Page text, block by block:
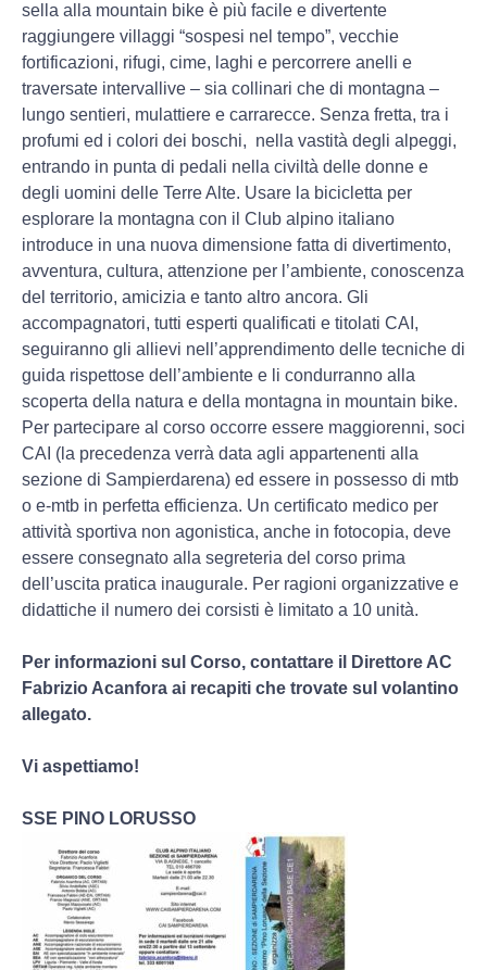
sella alla mountain bike è più facile e divertente
raggiungere villaggi “sospesi nel tempo”, vecchie
fortificazioni, rifugi, cime, laghi e percorrere anelli e
traversate intervallive – sia collinari che di montagna –
lungo sentieri, mulattiere e carrarecce. Senza fretta, tra i
profumi ed i colori dei boschi, nella vastità degli alpeggi,
entrando in punta di pedali nella civiltà delle donne e
degli uomini delle Terre Alte. Usare la bicicletta per
esplorare la montagna con il Club alpino italiano
introduce in una nuova dimensione fatta di divertimento,
avventura, cultura, attenzione per l’ambiente, conoscenza
del territorio, amicizia e tanto altro ancora. Gli
accompagnatori, tutti esperti qualificati e titolati CAI,
seguiranno gli allievi nell’apprendimento delle tecniche di
guida rispettose dell’ambiente e li condurranno alla
scoperta della natura e della montagna in mountain bike.
Per partecipare al corso occorre essere maggiorenni, soci
CAI (la precedenza verrà data agli appartenenti alla
sezione di Sampierdarena) ed essere in possesso di mtb
o e-mtb in perfetta efficienza. Un certificato medico per
attività sportiva non agonistica, anche in fotocopia, deve
essere consegnato alla segreteria del corso prima
dell’uscita pratica inaugurale. Per ragioni organizzative e
didattiche il numero dei corsisti è limitato a 10 unità.
Per informazioni sul Corso, contattare il Direttore AC
Fabrizio Acanfora ai recapiti che trovate sul volantino
allegato.
Vi aspettiamo!
SSE PINO LORUSSO